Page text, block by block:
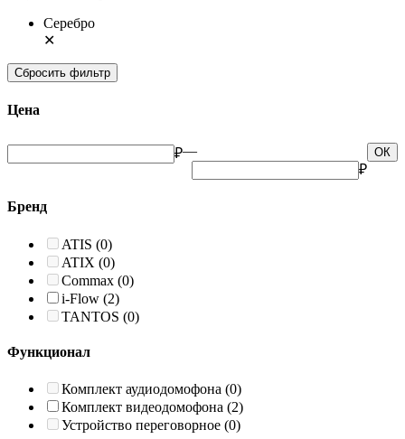
Серебро
✕
Сбросить фильтр
Цена
₽— ОК
₽
Бренд
ATIS (0)
ATIX (0)
Commax (0)
i-Flow (2)
TANTOS (0)
Функционал
Комплект аудиодомофона (0)
Комплект видеодомофона (2)
Устройство переговорное (0)